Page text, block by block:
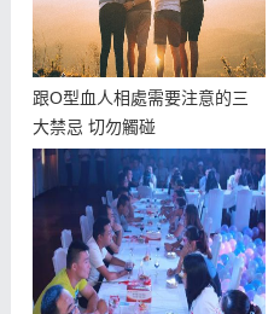
跟O型血人相處需要注意的三
大禁忌 切勿觸碰